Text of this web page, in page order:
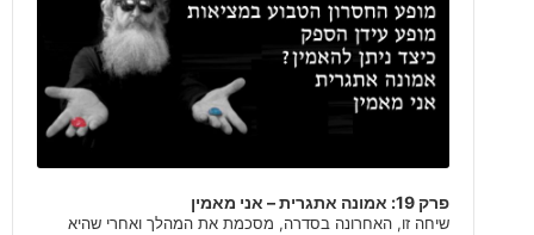
פרק 19: אמונה אתגרית – אני מאמין
שיחה זו, האחרונה בסדרה, מסכמת את המהלך ואחרי שהיא